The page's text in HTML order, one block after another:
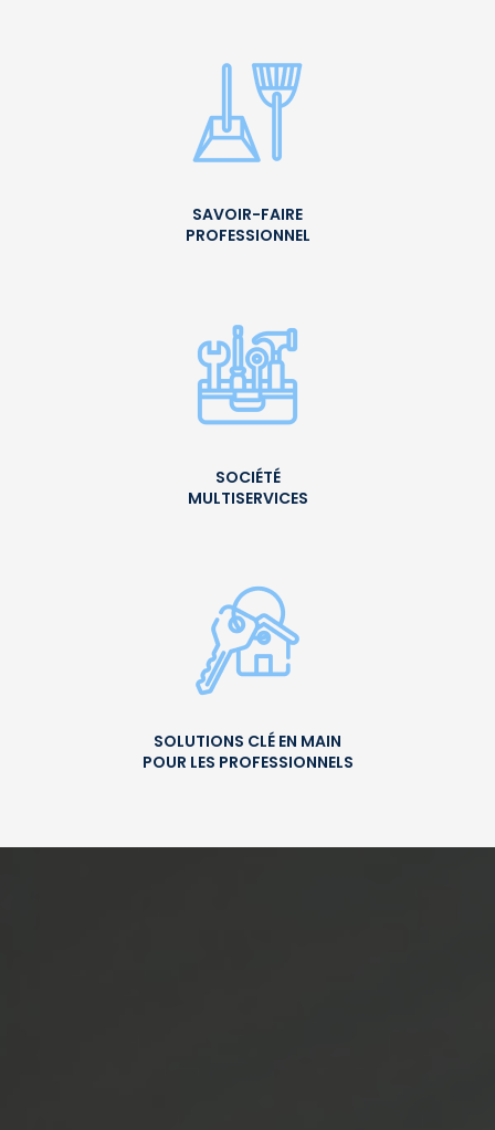
SAVOIR-FAIRE
PROFESSIONNEL
SOCIÉTÉ
MULTISERVICES
SOLUTIONS CLÉ EN MAIN
POUR LES PROFESSIONNELS